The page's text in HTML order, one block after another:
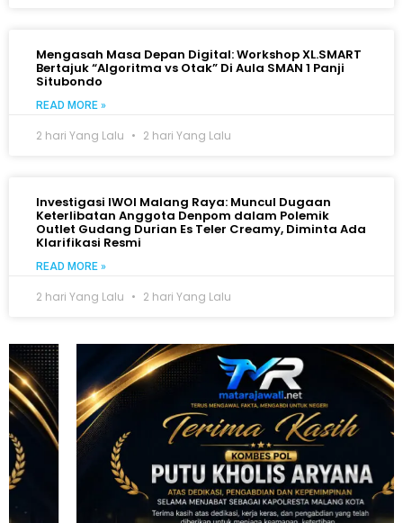
Mengasah Masa Depan Digital: Workshop XL.SMART
Bertajuk “Algoritma vs Otak” Di Aula SMAN 1 Panji
Situbondo
READ MORE »
2 hari Yang Lalu 2 hari Yang Lalu
Investigasi IWOI Malang Raya: Muncul Dugaan
Keterlibatan Anggota Denpom dalam Polemik
Outlet Gudang Durian Es Teler Creamy, Diminta Ada
Klarifikasi Resmi
READ MORE »
2 hari Yang Lalu 2 hari Yang Lalu